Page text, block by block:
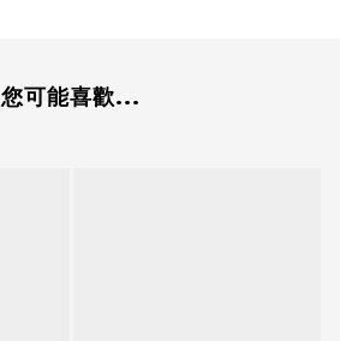
您可能喜歡...